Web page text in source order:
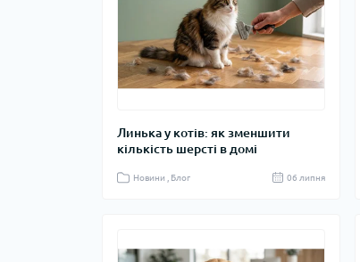
Линька у котів: як зменшити
кількість шерсті в домі
Новини , Блог 06 липня